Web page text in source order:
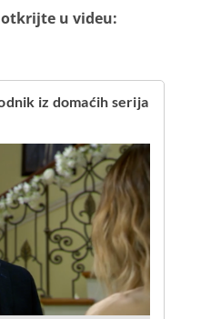
otkrijte u videu: